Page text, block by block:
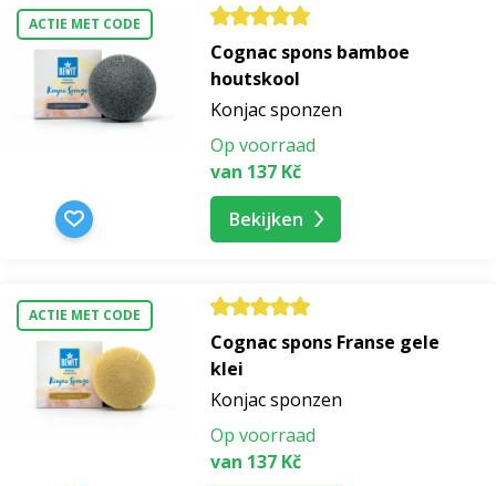
breimaskers voor zwarte kalveren
breimaskers voor de vette huid
gezichtsmaskers voor de problematische huid
breimaskers voor droge huid
maskers breien nachtmaskers
maskers breien komkommer
natuurlijke breimaskers
ACTIE MET CODE
Cognac spons bamboe
houtskool
Konjac sponzen
Op voorraad
van 137 Kč
Bekijken
ACTIE MET CODE
Cognac spons Franse gele
klei
Konjac sponzen
Op voorraad
van 137 Kč